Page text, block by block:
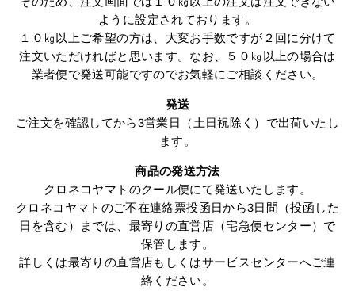
ように設定されております。
１０㎏以上ご希望の方は、大変お手数ですが２回に分けて
注文いただければと思います。なお、５０㎏以上の場合は
業者便で発送可能ですのでお気軽にご相談ください。
発送
ご注文を確認してから3営業日（土日祝除く）で出荷いたし
ます。
商品の発送方法
クロネコヤマトのクール便にて発送いたします。
クロネコヤマトのご不在連絡票投函日から3日間（投函した
日を含む）までは、最寄りの直営店（宅急便センター）で
保管します。
詳しくは最寄りの直営店もしくはサービスセンターへご連
絡ください。